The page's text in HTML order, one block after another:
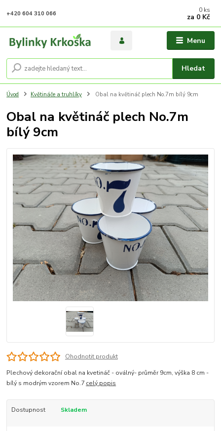
Menu
Hledat
+420 604 310 066 0 ks
za 0 Kč
Úvod Květináče a truhlíky Obal na květináč plech No.7m bílý 9cm
Obal na květináč plech No.7m
bílý 9cm
Ohodnotit produkt
Plechový dekorační obal na kvetináč - oválný- průměr 9cm, výška 8 cm -
bílý s modrým vzorem No.7 celý popis
Dostupnost Skladem